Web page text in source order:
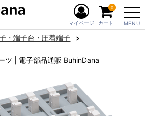
MENU
マイページ カート
0
・端子台・圧着端子
ツ | 電子部品通販 BuhinDana